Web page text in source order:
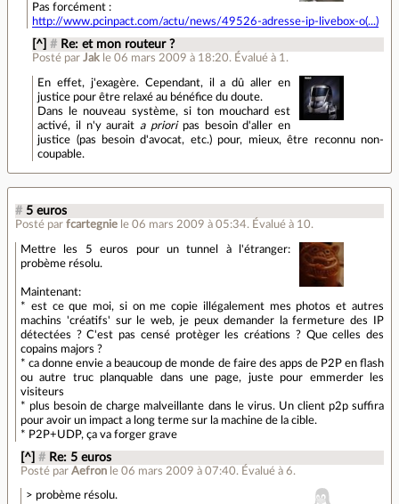
Pas forcément :
http://www.pcinpact.com/actu/news/49526-adresse-ip-livebox-o(...)
[^] # Re: et mon routeur ?
Posté parJak le 06 mars 2009 à 18:20. Évalué à 1 .
En effet, j'exagère. Cependant, il a dû aller en
justice pour être relaxé au bénéfice du doute.
Dans le nouveau système, si ton mouchard est
activé, il n'y auraita prioripas besoin d'aller en
justice (pas besoin d'avocat, etc.) pour, mieux, être reconnu non-
coupable.
# 5 euros
Posté par fcartegnie le 06 mars 2009 à 05:34. Évalué à 10.
Mettre les 5 euros pour un tunnel à l'étranger:
probème résolu.
Maintenant:
* est ce que moi, si on me copie illégalement mes photos et autres
machins 'créatifs' sur le web, je peux demander la fermeture des IP
détectées ? C'est pas censé protèger les créations ? Que celles des
copains majors ?
* ca donne envie a beaucoup de monde de faire des apps de P2P en flash
ou autre truc planquable dans une page, juste pour emmerder les
visiteurs
* plus besoin de charge malveillante dans le virus. Un client p2p suffira
pour avoir un impact a long terme sur la machine de la cible.
* P2P+UDP, ça va forger grave
[^] # Re: 5 euros
Posté parAefron le 06 mars 2009 à 07:40. Évalué à6.
> probème résolu.